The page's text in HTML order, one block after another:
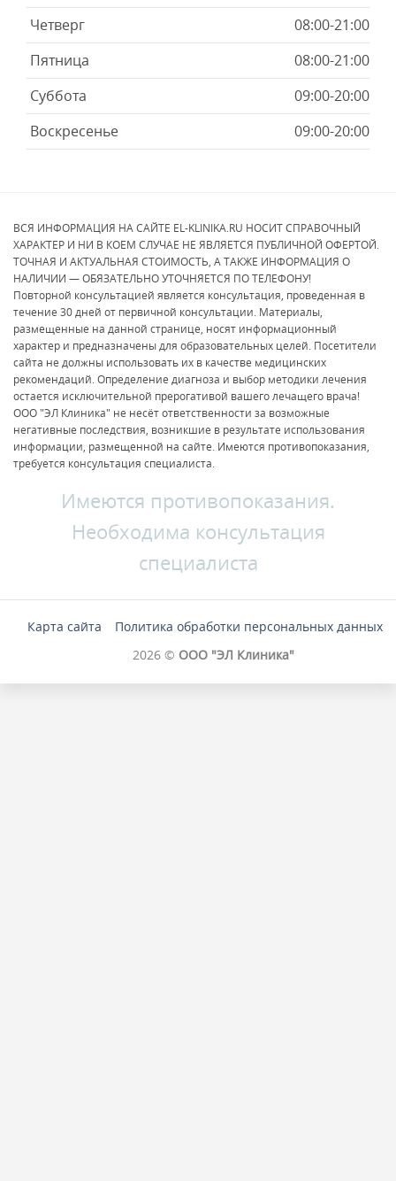
Четверг
08:00-21:00
Пятница
08:00-21:00
Суббота
09:00-20:00
Воскресенье
09:00-20:00
ВСЯ ИНФОРМАЦИЯ НА САЙТЕ EL-KLINIKA.RU НОСИТ СПРАВОЧНЫЙ
ХАРАКТЕР И НИ В КОЕМ СЛУЧАЕ НЕ ЯВЛЯЕТСЯ ПУБЛИЧНОЙ ОФЕРТОЙ.
ТОЧНАЯ И АКТУАЛЬНАЯ СТОИМОСТЬ, А ТАКЖЕ ИНФОРМАЦИЯ О
НАЛИЧИИ — ОБЯЗАТЕЛЬНО УТОЧНЯЕТСЯ ПО ТЕЛЕФОНУ!
Повторной консультацией является консультация, проведенная в
течение 30 дней от первичной консультации. Материалы,
размещенные на данной странице, носят информационный
характер и предназначены для образовательных целей. Посетители
сайта не должны использовать их в качестве медицинских
рекомендаций. Определение диагноза и выбор методики лечения
остается исключительной прерогативой вашего лечащего врача!
ООО "ЭЛ Клиника" не несёт ответственности за возможные
негативные последствия, возникшие в результате использования
информации, размещенной на сайте. Имеются противопоказания,
требуется консультация специалиста.
Имеются противопоказания.
Необходима консультация
специалиста
Карта сайта
Политика обработки персональных данных
2026 © ООО "ЭЛ Клиника"